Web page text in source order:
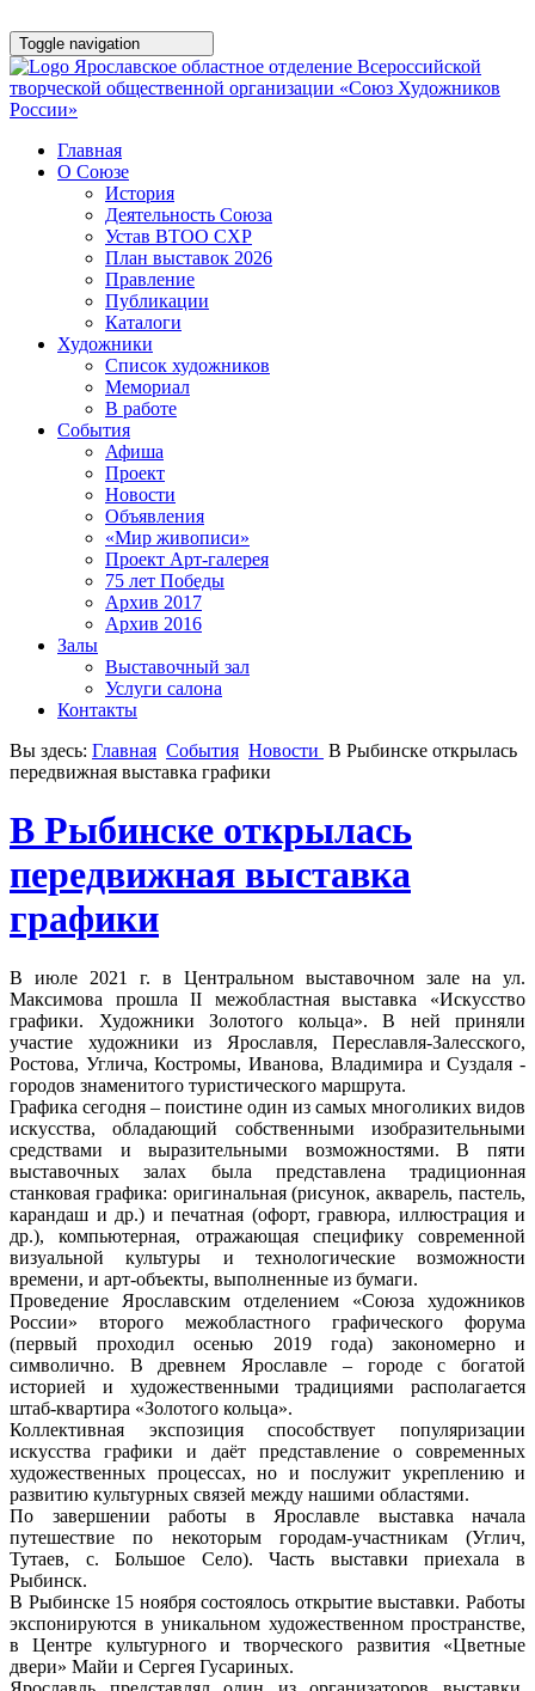
Toggle navigation
Ярославское областное отделение Всероссийской
творческой общественной организации «Союз Художников
России»
Главная
О Союзе
История
Деятельность Союза
Устав ВТОО СХР
План выставок 2026
Правление
Публикации
Каталоги
Художники
Список художников
Мемориал
В работе
События
Афишa
Проект
Новости
Объявления
«Мир живописи»
Проект Арт-галерея
75 лет Победы
Архив 2017
Архив 2016
Залы
Выставочный зал
Услуги салона
Контакты
Вы здесь: Главная События Новости В Рыбинске открылась
передвижная выставка графики
В Рыбинске открылась
передвижная выставка
графики
В июле 2021 г. в Центральном выставочном зале на ул.
Максимова прошла II межобластная выставка «Искусство
графики. Художники Золотого кольца». В ней приняли
участие художники из Ярославля, Переславля-Залесского,
Ростова, Углича, Костромы, Иванова, Владимира и Суздаля -
городов знаменитого туристического маршрута.
Графика сегодня – поистине один из самых многоликих видов
искусства, обладающий собственными изобразительными
средствами и выразительными возможностями. В пяти
выставочных залах была представлена традиционная
станковая графика: оригинальная (рисунок, акварель, пастель,
карандаш и др.) и печатная (офорт, гравюра, иллюстрация и
др.), компьютерная, отражающая специфику современной
визуальной культуры и технологические возможности
времени, и арт-объекты, выполненные из бумаги.
Проведение Ярославским отделением «Союза художников
России» второго межобластного графического форума
(первый проходил осенью 2019 года) закономерно и
символично. В древнем Ярославле – городе с богатой
историей и художественными традициями располагается
штаб-квартира «Золотого кольца».
Коллективная экспозиция способствует популяризации
искусства графики и даёт представление о современных
художественных процессах, но и послужит укреплению и
развитию культурных связей между нашими областями.
По завершении работы в Ярославле выставка начала
путешествие по некоторым городам-участникам (Углич,
Тутаев, с. Большое Село). Часть выставки приехала в
Рыбинск.
В Рыбинске 15 ноября состоялось открытие выставки. Работы
экспонируются в уникальном художественном пространстве,
в Центре культурного и творческого развития «Цветные
двери» Майи и Сергея Гусариных.